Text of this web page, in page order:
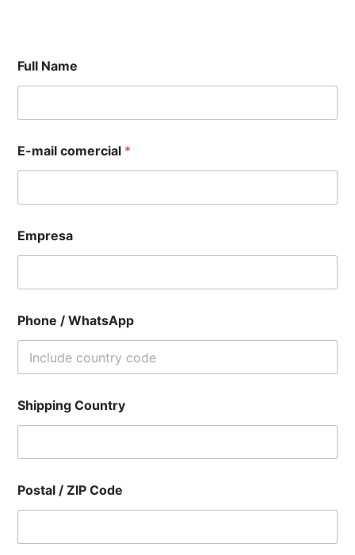
Full Name
E-mail comercial *
Empresa
Phone / WhatsApp
Shipping Country
Postal / ZIP Code